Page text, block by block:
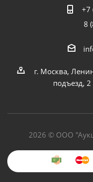
+7
8
г. Москва,
подъезд,
2026 © ООО